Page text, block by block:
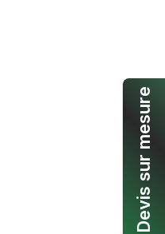
Devis sur mesure